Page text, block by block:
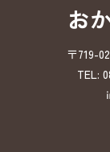
お
〒719-
TEL: